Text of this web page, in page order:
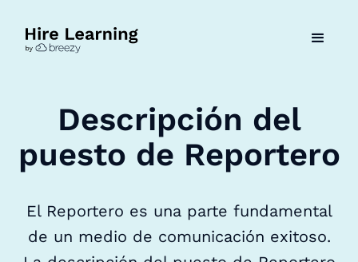
Descripción del
puesto de Reportero
El Reportero es una parte fundamental
de un medio de comunicación exitoso.